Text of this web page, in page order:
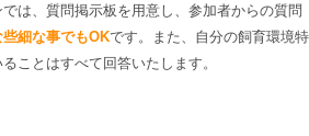
は、質問掲示板を用意し、参加者からの質問
些細な事でもOKです。また、自分の飼育環境特
ことはすべて回答いたします。